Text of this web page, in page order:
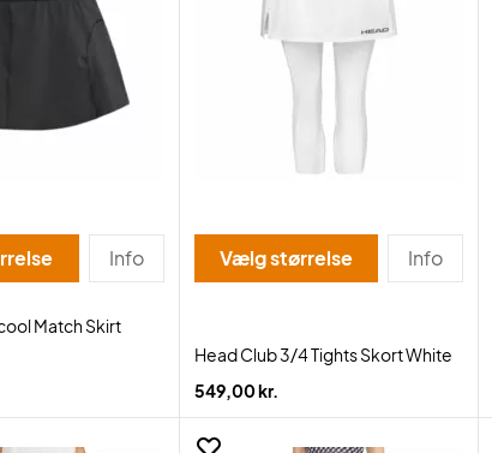
Info
Match Skirt
Vælg størrelse Info
Head Club 3/4 Tights Skort White
549,00 kr.